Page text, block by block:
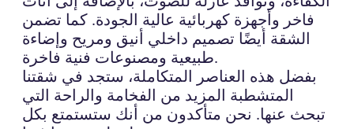
فاخر وأجهزة كهربائية عالية الجودة. كما تضمن
الشقة أيضًا تصميم داخلي أنيق ومريح وإضاءة
طبيعية ومصنوعات فنية فاخرة.
بفضل هذه العناصر المتكاملة، ستجد في شقتنا
المتشطبة المزيد من الفخامة والراحة التي
تبحث عنها. نحن متأكدون من أنك ستستمتع بكل